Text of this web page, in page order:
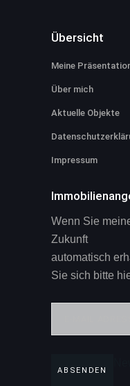
Übersicht
Meine
Über mich
Aktuelle Objekte
Impressum
Wenn Sie
Zukunft
automatisch
Sie sich bitte